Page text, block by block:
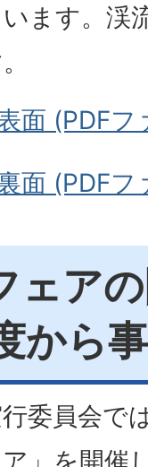
ます。渓
面 (PDF
面 (PDF
ェア
から
委員会で